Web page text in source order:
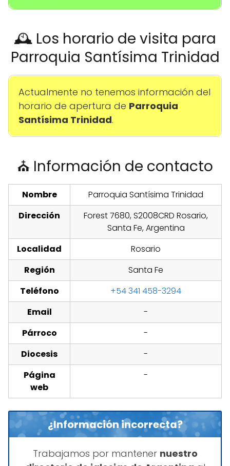
🕰️ Los horario de visita para
Parroquia Santísima Trinidad
Actualmente no tenemos información del
horario de apertura de Parroquia
Santísima Trinidad.
⛪ Información de contacto
Nombre
Parroquia Santísima Trinidad
Dirección
Forest 7680, S2008CRD Rosario,
Santa Fe, Argentina
Localidad
Rosario
Región
Santa Fe
Teléfono
+54 341 458-3294
Email
-
Párroco
-
Diocesis
-
Página
web
-
¿Información incorrecta?
Trabajamos por mantener nuestro